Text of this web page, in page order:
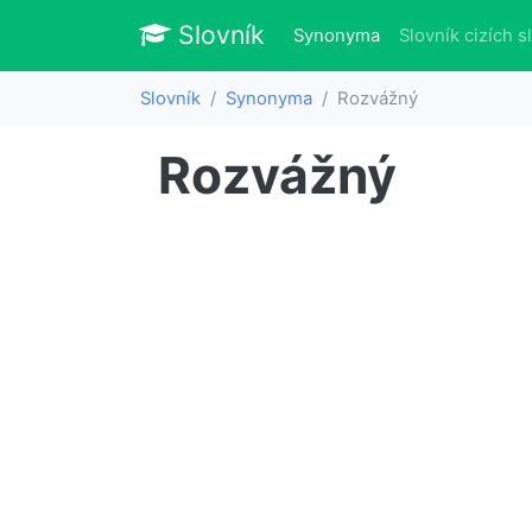
Slovník Slovník
Synonyma(aktuálně)
Slovník cizích
Slovník Synonyma Rozvážný
Rozvážný